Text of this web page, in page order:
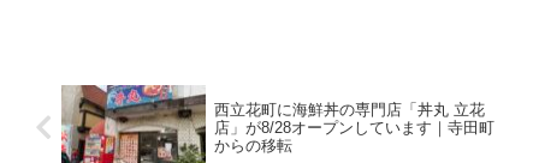
西立花町に海鮮丼の専門店「丼丸 立花
店」が8/28オープンしています｜寺田町
からの移転